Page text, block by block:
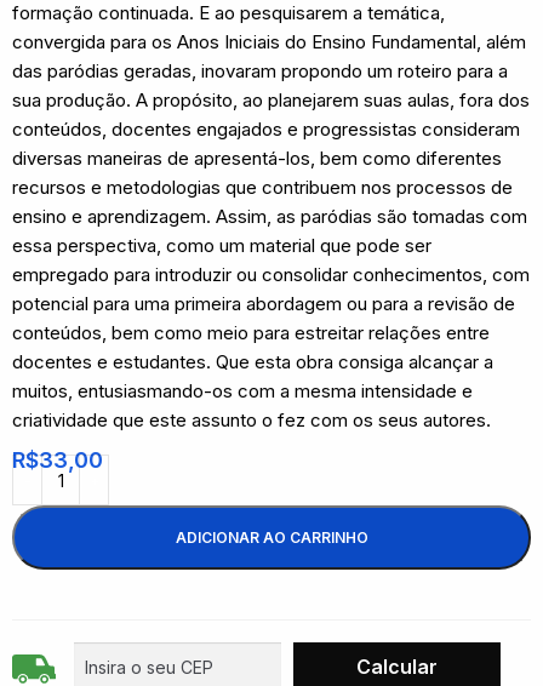
formação continuada. E ao pesquisarem a temática,
convergida para os Anos Iniciais do Ensino Fundamental, além
das paródias geradas, inovaram propondo um roteiro para a
sua produção. A propósito, ao planejarem suas aulas, fora dos
conteúdos, docentes engajados e progressistas consideram
diversas maneiras de apresentá-los, bem como diferentes
recursos e metodologias que contribuem nos processos de
ensino e aprendizagem. Assim, as paródias são tomadas com
essa perspectiva, como um material que pode ser
empregado para introduzir ou consolidar conhecimentos, com
potencial para uma primeira abordagem ou para a revisão de
conteúdos, bem como meio para estreitar relações entre
docentes e estudantes. Que esta obra consiga alcançar a
muitos, entusiasmando-os com a mesma intensidade e
criatividade que este assunto o fez com os seus autores.
R$33,00
ADICIONAR AO CARRINHO